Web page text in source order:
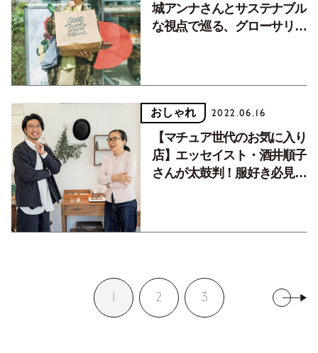
城アンナさんとサステナブル
な視点で巡る、グローサリー
おしゃれ 2022.06.16
【マチュア世代のお気に入り
店】エッセイスト・酒井順子
さんが太鼓判！服好き必見の
1 2 3